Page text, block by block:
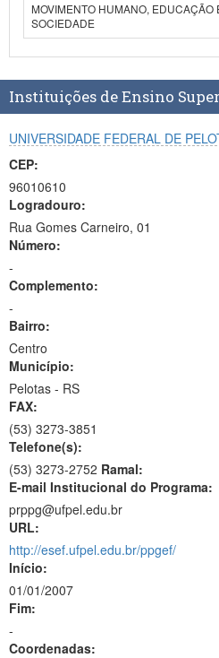
MOVIMENTO HUMANO, EDUCAÇÃO
SOCIEDADE
Instituições de Ensino
UNIVERSIDADE FEDERAL DE
CEP:
96010610
Logradouro:
Rua Gomes Carneiro, 01
Número:
-
Complemento:
-
Bairro:
Centro
Município:
Pelotas - RS
FAX:
(53) 3273-3851
Telefone(s):
(53) 3273-2752 Ramal:
E-mail Institucional do Programa:
prppg@ufpel.edu.br
URL:
http://esef.ufpel.edu.br/ppgef/
Início:
01/01/2007
Fim:
-
Coordenadas: